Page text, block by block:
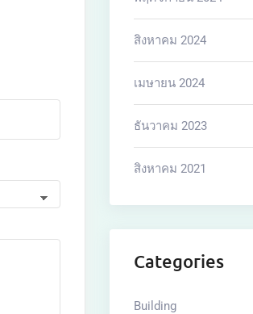
สิงหาคม 2024
เมษายน 2024
ธันวาคม 2023
สิงหาคม 2021
Categories
Building